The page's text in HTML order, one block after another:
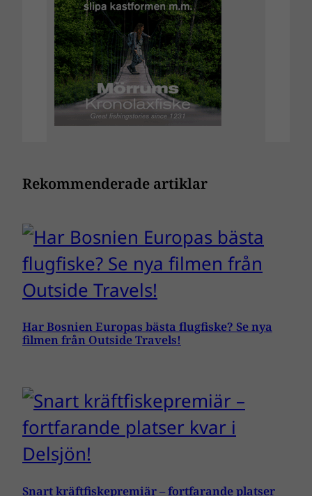
Rekommenderade artiklar
Har Bosnien Europas bästa flugfiske? Se nya
filmen från Outside Travels!
Snart kräftfiskepremiär – fortfarande platser